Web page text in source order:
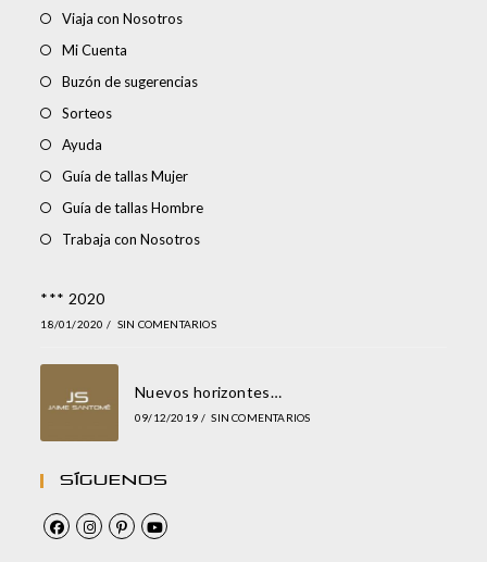
Viaja con Nosotros
Mi Cuenta
Buzón de sugerencias
Sorteos
Ayuda
Guía de tallas Mujer
Guía de tallas Hombre
Trabaja con Nosotros
*** 2020
18/01/2020 / SIN COMENTARIOS
Nuevos horizontes…
09/12/2019 / SIN COMENTARIOS
Síguenos